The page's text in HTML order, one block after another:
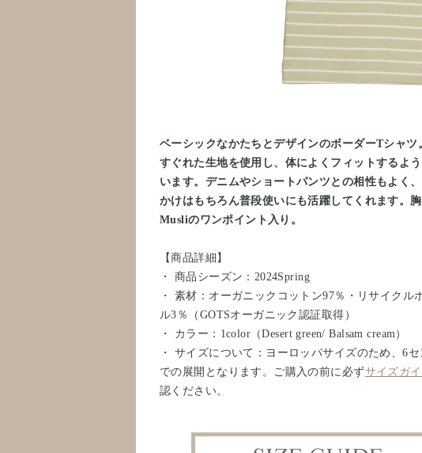
ベーシックなかたちとデザインのボーダーTシャツ
すぐれた生地を使用し、体によくフィットするよ
います。デニムやショートパンツとの相性もよく
かけはもちろん普段使いにも活躍してくれます。
Musliのワンポイント入り。
【商品詳細】
・ 商品シーズン：2024Spring
・ 素材：オーガニックコットン97％・リサイクル
ル3％（GOTSオーガニック認証取得）
・ カラー：1color（Desert green/ Balsam cream）
・ サイズについて：ヨーロッパサイズのため、6セ
での展開となります。ご購入の前に必ずサイズガ
認ください。